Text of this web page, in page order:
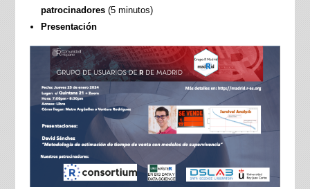
patrocinadores(5 minutos)
Presentación